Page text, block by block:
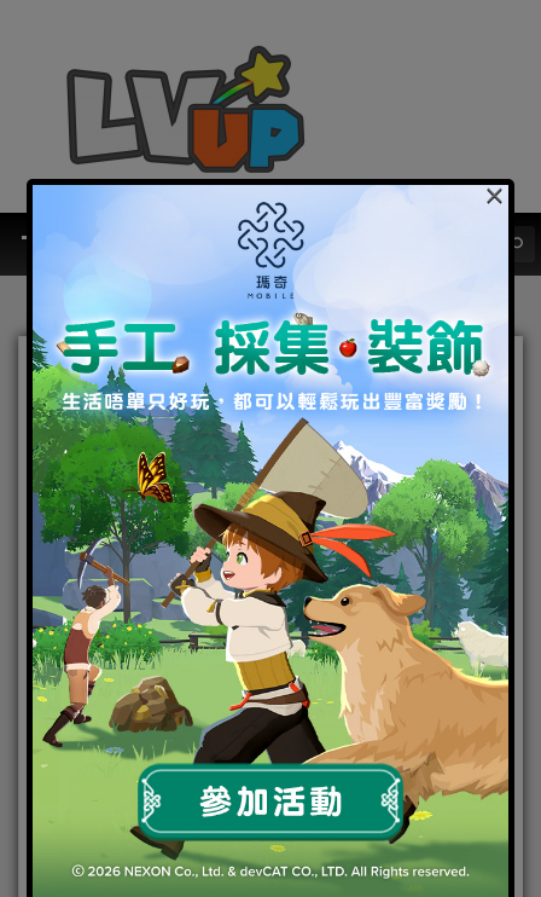
[Cos’Up]《RO仙境傳說：守
護永恆的愛》Cosplay
FT.@Tbs Cosplay
2023-04-13|Android,Cosplay 專區 IOS 手機遊戲
×